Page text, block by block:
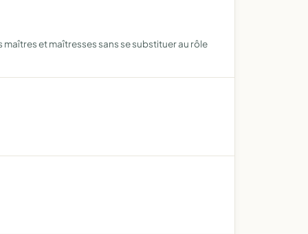
et maîtresses sans se substituer au rôle